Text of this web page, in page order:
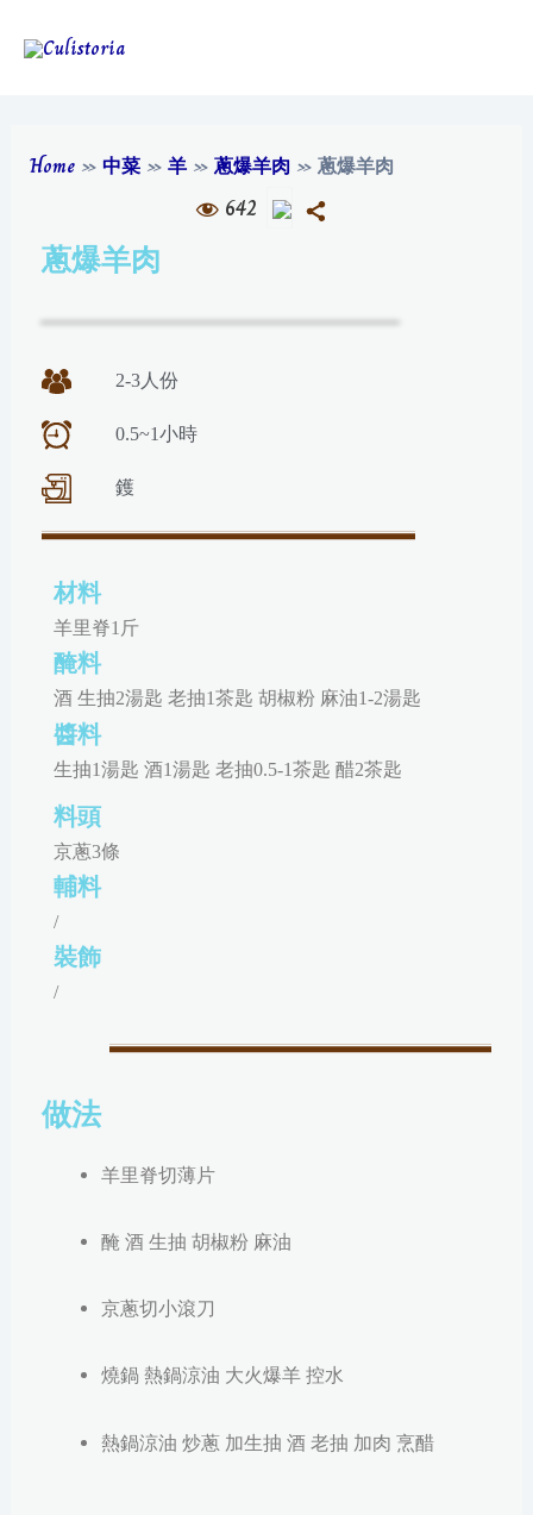
Home »中菜 »羊 »蔥爆羊肉 »蔥爆羊肉
642
蔥爆羊肉
2-3人份
0.5~1小時
鑊
材料
羊里脊1斤
醃料
酒 生抽2湯匙 老抽1茶匙 胡椒粉 麻油1-2湯匙
醬料
生抽1湯匙 酒1湯匙 老抽0.5-1茶匙 醋2茶匙
料頭
京蔥3條
輔料
/
裝飾
/
做法
羊里脊切薄片
醃 酒 生抽 胡椒粉 麻油
京蔥切小滾刀
燒鍋 熱鍋涼油 大火爆羊 控水
熱鍋涼油 炒蔥 加生抽 酒 老抽 加肉 烹醋